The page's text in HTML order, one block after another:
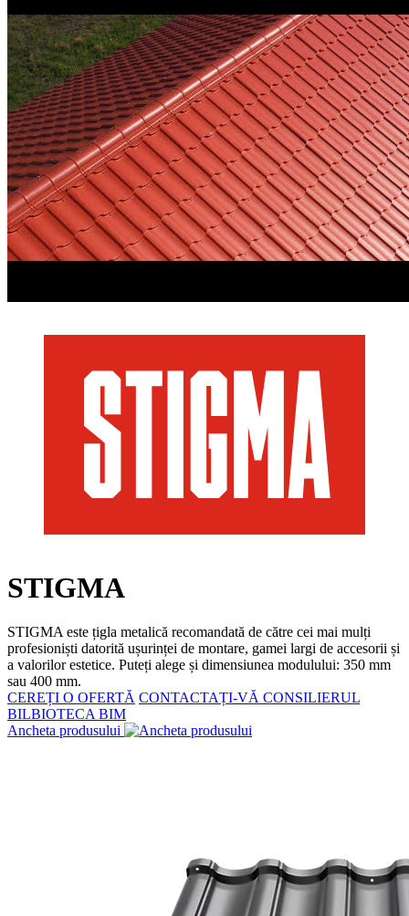
STIGMA
STIGMA este țigla metalică recomandată de către cei mai mulți
profesioniști datorită ușurinței de montare, gamei largi de accesorii și
a valorilor estetice. Puteți alege și dimensiunea modulului: 350 mm
sau 400 mm.
CEREȚI O OFERTĂ CONTACTAȚI-VĂ CONSILIERUL
BILBIOTECA BIM
Ancheta produsului